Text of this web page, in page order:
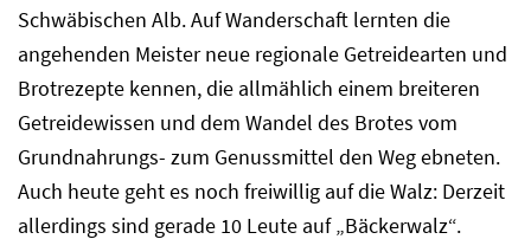
Schwäbischen Alb. Auf Wanderschaft lernten die
angehenden Meister neue regionale Getreidearten und
Brotrezepte kennen, die allmählich einem breiteren
Getreidewissen und dem Wandel des Brotes vom
Grundnahrungs- zum Genussmittel den Weg ebneten.
Auch heute geht es noch freiwillig auf die Walz: Derzeit
allerdings sind gerade 10 Leute auf „Bäckerwalz“.